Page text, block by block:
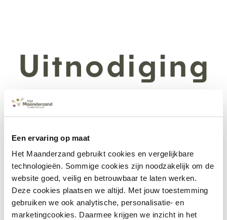
Een ervaring op maat
Het Maanderzand gebruikt cookies en vergelijkbare
technologieën. Sommige cookies zijn noodzakelijk om de
website goed, veilig en betrouwbaar te laten werken.
Deze cookies plaatsen we altijd. Met jouw toestemming
gebruiken we ook analytische, personalisatie- en
marketingcookies. Daarmee krijgen we inzicht in het
Ede, september 2025 – Op vrijdag 19 september (in de
Week van de Dementie) viert Het Maanderzand samen
van drie nieuwe initiatieven die bijdragen aan welzijn,
ontmoeting en verbinding in Ede centraal: Het Vergeet-